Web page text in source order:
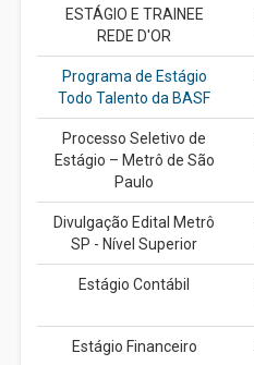
ESTÁGIO E TRAINEE
REDE D'OR
Programa de Estágio
Todo Talento da BASF
Processo Seletivo de
Estágio – Metrô de São
Paulo
Divulgação Edital Metrô
SP - Nível Superior
Estágio Contábil
Estágio Financeiro